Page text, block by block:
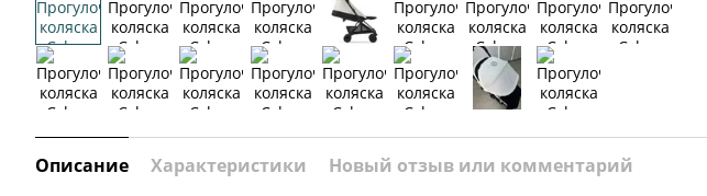
Описание Характеристики Новый отзыв или комментарий